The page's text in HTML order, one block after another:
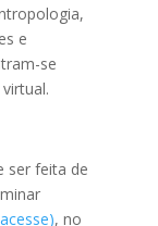
e
se
ser feita de
, no